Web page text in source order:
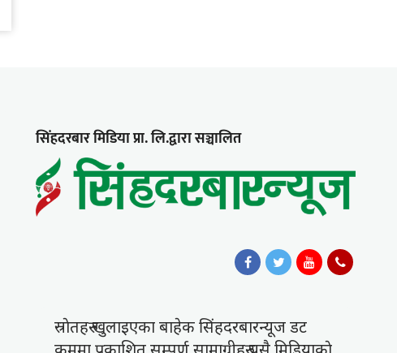
सिंहदरबार मिडिया प्रा. लि.द्वारा सञ्चालित
स्राेतहरु खुलाइएका बाहेक सिंहदरबारन्यूज डट